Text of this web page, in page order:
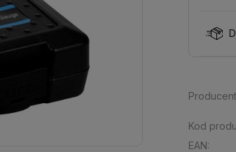
Kod
EAN: